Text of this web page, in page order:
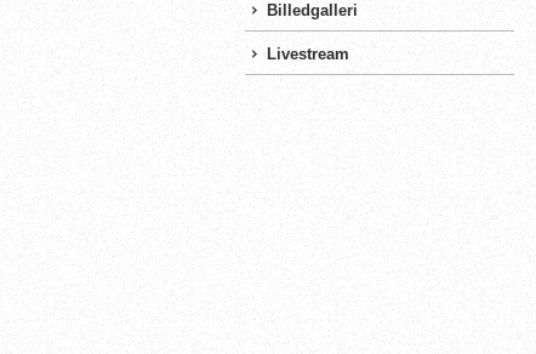
Billedgalleri
Livestream